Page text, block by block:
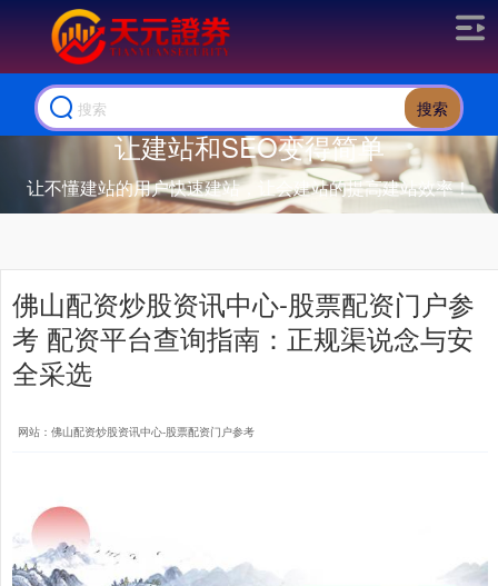
搜索
让建站和SEO变得简单
让不懂建站的用户快速建站，让会建站的提高建站效率！
佛山配资炒股资讯中心-股票配资门户参
考 配资平台查询指南：正规渠说念与安
全采选
网站：佛山配资炒股资讯中心-股票配资门户参考